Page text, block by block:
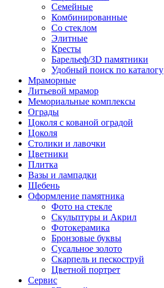
Семейные
Комбинированные
Со стеклом
Элитные
Кресты
Барельеф/3D памятники
Удобный поиск по каталогу
Мраморные
Литьевой мрамор
Мемориальные комплексы
Ограды
Цоколя с кованой оградой
Цоколя
Столики и лавочки
Цветники
Плитка
Вазы и лампадки
Щебень
Оформление памятника
Фото на стекле
Скульптуры и Акрил
Фотокерамика
Бронзовые буквы
Сусальное золото
Скарпель и пескоструй
Цветной портрет
Сервис